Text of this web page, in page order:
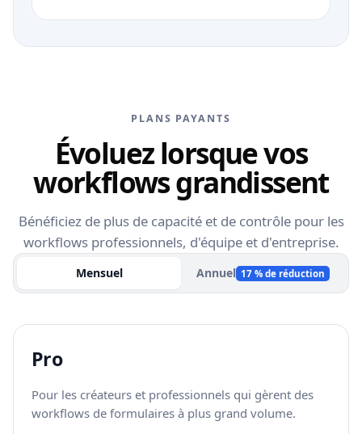
PLANS PAYANTS
Évoluez lorsque vos
workflows grandissent
Bénéficiez de plus de capacité et de contrôle pour les
workflows professionnels, d'équipe et d'entreprise.
Mensuel Annuel 17 % de réduction
Pro
Pour les créateurs et professionnels qui gèrent des
workflows de formulaires à plus grand volume.